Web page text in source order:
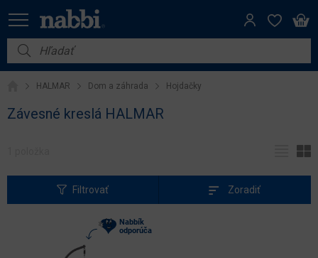
Nábytok
Vybavenie do domácnosti
Dom a záhrada
Výpredaj
HALMAR Dom a záhrada Hojdačky
Závesné kreslá HALMAR
Filtrovať Zoradiť
Filter
Cena
(€)
Iba
Nabbík
odporúča